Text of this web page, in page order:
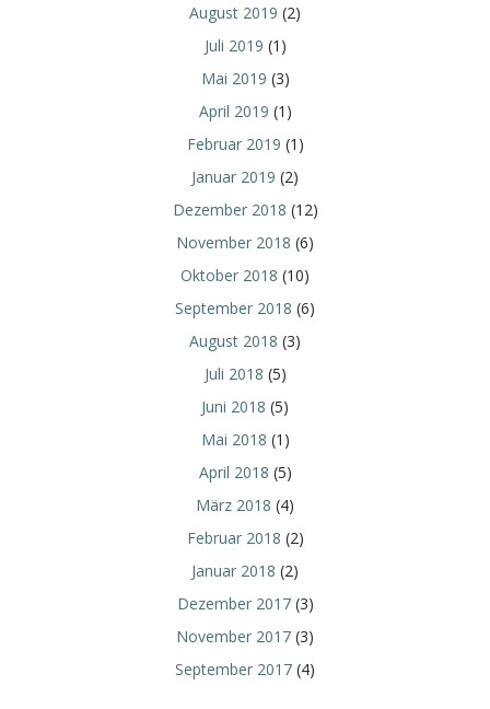
August 2019 (2)
Juli 2019 (1)
Mai 2019 (3)
April 2019 (1)
Februar 2019 (1)
Januar 2019 (2)
Dezember 2018 (12)
November 2018 (6)
Oktober 2018 (10)
September 2018 (6)
August 2018 (3)
Juli 2018 (5)
Juni 2018 (5)
Mai 2018 (1)
April 2018 (5)
März 2018 (4)
Februar 2018 (2)
Januar 2018 (2)
Dezember 2017(3)
November 2017 (3)
September 2017 (4)